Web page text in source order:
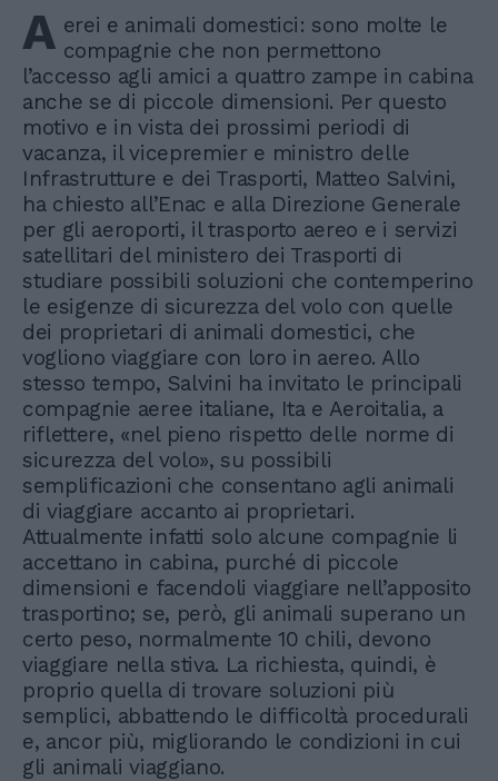
A erei e animali domestici: sono molte le
compagnie che non permettono
l’accesso agli amici a quattro zampe in cabina
anche se di piccole dimensioni. Per questo
motivo e in vista dei prossimi periodi di
vacanza, il vicepremier e ministro delle
Infrastrutture e dei Trasporti, Matteo Salvini,
ha chiesto all’Enac e alla Direzione Generale
per gli aeroporti, il trasporto aereo e i servizi
satellitari del ministero dei Trasporti di
studiare possibili soluzioni che contemperino
le esigenze di sicurezza del volo con quelle
dei proprietari di animali domestici, che
vogliono viaggiare con loro in aereo. Allo
stesso tempo, Salvini ha invitato le principali
compagnie aeree italiane, Ita e Aeroitalia, a
riflettere, «nel pieno rispetto delle norme di
sicurezza del volo», su possibili
semplificazioni che consentano agli animali
di viaggiare accanto ai proprietari.
Attualmente infatti solo alcune compagnie li
accettano in cabina, purché di piccole
dimensioni e facendoli viaggiare nell’apposito
trasportino; se, però, gli animali superano un
certo peso, normalmente 10 chili, devono
viaggiare nella stiva. La richiesta, quindi, è
proprio quella di trovare soluzioni più
semplici, abbattendo le difficoltà procedurali
e, ancor più, migliorando le condizioni in cui
gli animali viaggiano.